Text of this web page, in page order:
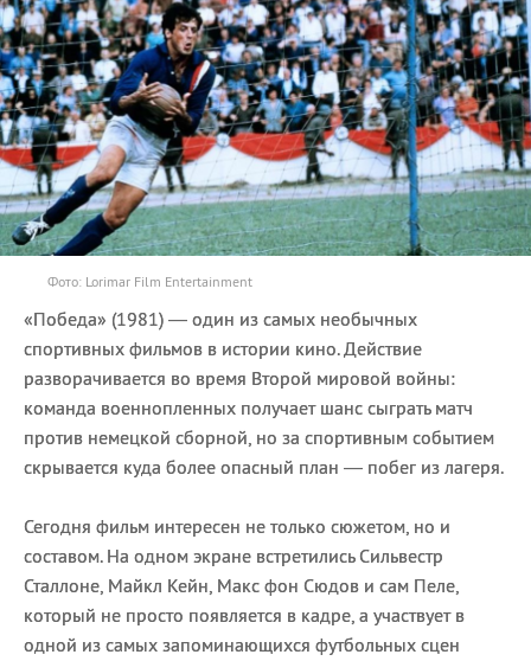
Фото: Lorimar Film Entertainment
«Победа» (1981) — один из самых необычных
спортивных фильмов в истории кино. Действие
разворачивается во время Второй мировой войны:
команда военнопленных получает шанс сыграть матч
против немецкой сборной, но за спортивным событием
скрывается куда более опасный план — побег из лагеря.
Сегодня фильм интересен не только сюжетом, но и
составом. На одном экране встретились Сильвестр
Сталлоне, Майкл Кейн, Макс фон Сюдов и сам Пеле,
который не просто появляется в кадре, а участвует в
одной из самых запоминающихся футбольных сцен